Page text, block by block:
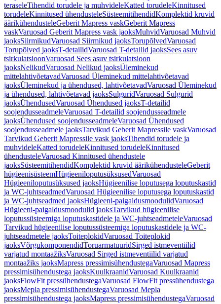
teraseleTihendid torudele ja muhvideleKatted torudeleKinnitused
torudeleKinnitused ühendusteleSüsteemitihendidKomplektid kruvid
äärikühendusteleGeberit Mapress vaskGeberit Mapress
vaskVaruosad Geberit Mapress vask jaoksMuhvidVaruosad Muhvid
jaoksSiirmikudVaruosad Siirmikud jaoksTorupõlvedVaruosad
Torupõlved jaoksT-detailidVaruosad T-detailid jaoksSees asuv
tsirkulatsioonVaruosad Sees asuv tsirkulatsioon
jaoksNelikudVaruosad Nelikud jaoksÜleminekud
mittelahtivõetavadVaruosad Üleminekud mittelahtivõetavad
jaoksÜleminekud ja ühendused, lahtivõetavadVaruosad Üleminekud
ja ühendused, lahtivõetavad jaoksSulguridVaruosad Sulgurid
jaoksÜhendusedVaruosad Ühendused jaoksT-detailid
soojendusseadmeleVaruosad T-detailid soojendusseadmele
jaoksÜhendused soojendusseadmeleVaruosad Ühendused
soojendusseadmele jaoksTarvikud Geberit Mapressile vaskVaruosad
Tarvikud Geberit Mapressile vask jaoksTihendid torudele ja
muhvideleKatted torudeleKinnitused torudeleKinnitused
ühendusteleVaruosad Kinnitused ühendustele
jaoksSüsteemitihendidKomplektid kruvid äärikühendusteleGeberit
hügieenisüsteemHügieeniloputusüksusedVaruosad
Hügieeniloputusüksused jaoksHügieenilise loputusega loputuskastid
ja WC-juhtseadmedVaruosad Hügieenilise loputusega loputuskastid
ja WC-juhtseadmed jaoksHügieeni-paigaldusmoodulidVaruosad
Hügieeni-paigaldusmoodulid jaoksTarvikud hügieenilise
loputussüsteemiga loputuskastidele ja WC-juhtseadmeteleVaruosad
Tarvikud hügieenilise loputussüsteemiga loputuskastidele ja WC-
juhtseadmetele jaoksToiteplokidVaruosad Toiteplokid
jaoksVõrgukomponendidToruarmatuuridSirged istmeventiilid
varjatud montaažiksVaruosad Sirged istmeventiilid varjatud
montaažiks jaoksMapress pressimisühendustegaVaruosad Mapress
pressimisühendustega jaoksKuulkraanidVaruosad Kuulkraanid
jaoksFlowFit pressühendustegaVaruosad FlowFit pressühendustega
jaoksMepla pressimisühendustegaVaruosad Mepla
pressimisühendustega jaoksMapress pressimisühendustegaVaruosad